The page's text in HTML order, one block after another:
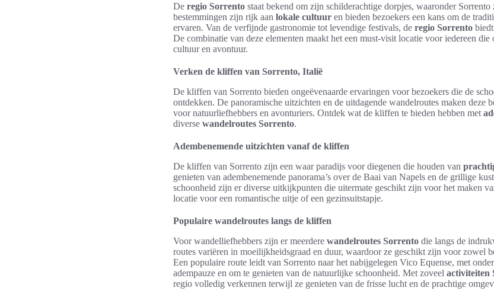
De regio Sorrento staat bekend om zijn schilderachtige dorpjes, waaronder
bestemmingen zijn rijk aan lokale cultuur en bieden bezoekers een kans om de
ervaren. Van de verfijnde gastronomie tot levendige festivals, de regio Sorrento
De combinatie van deze elementen maakt het een must-visit locatie voor iedereen die
cultuur en avontuur.
Verken de kliffen van Sorrento, Italië
De kliffen van Sorrento bieden ongeëvenaarde ervaringen voor bezoekers die de
ontdekken. De panoramische uitzichten en de uitdagende wandelroutes maken deze
voor natuurliefhebbers en avonturiers. Ontdek wat de kliffen te bieden hebben met
diverse wandelroutes Sorrento.
Adembenemende uitzichten vanaf de kliffen
De kliffen van Sorrento zijn een waar paradijs voor diegenen die houden van
genieten van adembenemende panorama’s over de Baai van Napels en de grillige
schoonheid zijn er diverse uitkijkpunten die uitermate geschikt zijn voor het maken
locatie voor een romantische uitje of een gezinsuitstapje.
Populaire wandelroutes langs de kliffen
Voor wandelliefhebbers zijn er meerdere wandelroutes Sorrento die langs de
routes variëren in moeilijkheidsgraad en duur, waardoor ze geschikt zijn voor zowel
Een populaire route leidt van Sorrento naar het nabijgelegen Vico Equense, met
adempauze en om te genieten van de natuurlijke schoonheid. Met zoveel activiteiten
regio volledig verkennen terwijl ze genieten van de frisse lucht en de prachtige